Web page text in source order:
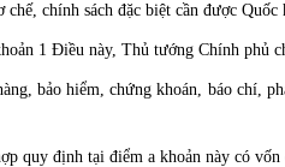
chính sách đặc biệt cần được
1 Điều này, Thủ tướng Chính phủ
bảo hiểm, chứng khoán, báo chí,
quy định tại điểm a khoản này có